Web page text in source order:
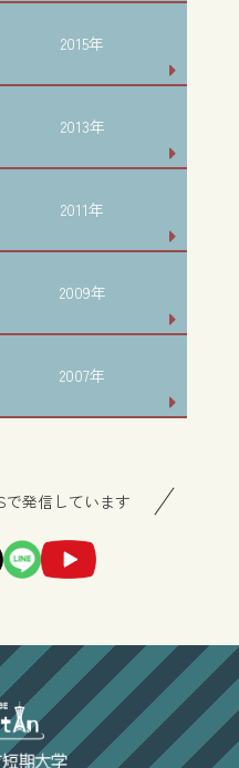
2015年
2013年
2011年
2009年
2007年
で発信しています